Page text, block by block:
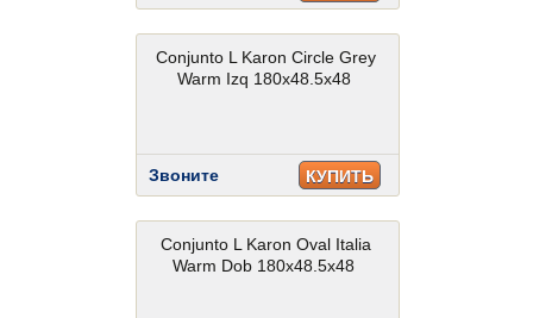
Conjunto L Karon Circle Grey
Warm Izq 180x48.5x48
Звоните КУПИТЬ
Conjunto L Karon Oval Italia
Warm Dob 180x48.5x48